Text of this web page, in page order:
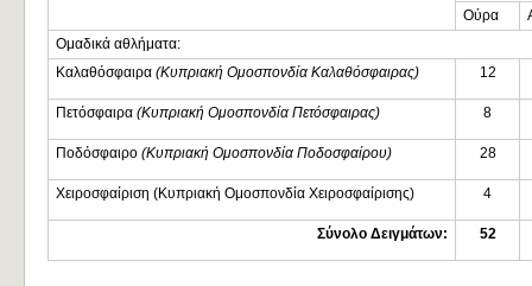
Ούρα
Ομαδικά αθλήματα:
Καλαθόσφαιρα (Κυπριακή Ομοσπονδία Καλαθόσφαιρας) 12
Πετόσφαιρα (Κυπριακή Ομοσπονδία Πετόσφαιρας) 8
Ποδόσφαιρο (Κυπριακή Ομοσπονδία Ποδοσφαίρου) 28
Χειροσφαίριση (Κυπριακή Ομοσπονδία Χειροσφαίρισης) 4
Σύνολο Δειγμάτων: 52